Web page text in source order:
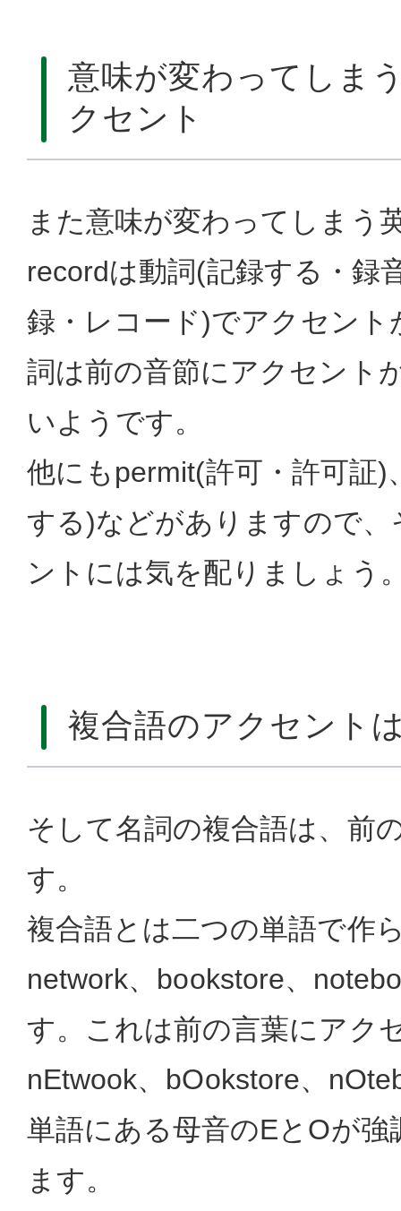
意味が変わってしま
クセント
また意味が変わってしまう
recordは動詞(記録する・録
録・レコード)でアクセント
詞は前の音節にアクセント
いようです。
他にもpermit(許可・許可証)
する)などがありますので
ントには気を配りましょう
複合語のアクセント
そして名詞の複合語は、前
す。
複合語とは二つの単語で作
network、bookstore、
す。これは前の言葉にアク
nEtwook、bOokstore、
単語にある母音のEとOが
ます。